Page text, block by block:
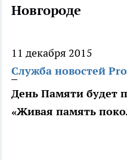
Новгороде
11 декабря 2015
Служба новостей
День Памяти будет
«Живая память